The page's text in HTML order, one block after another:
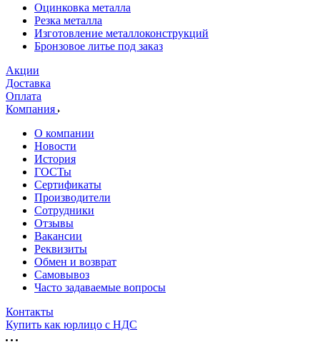
Оцинковка металла
Резка металла
Изготовление металлоконструкций
Бронзовое литье под заказ
Акции
Доставка
Оплата
Компания
О компании
Новости
История
ГОСТы
Сертификаты
Производители
Сотрудники
Отзывы
Вакансии
Реквизиты
Обмен и возврат
Самовывоз
Часто задаваемые вопросы
Контакты
Купить как юрлицо с НДС